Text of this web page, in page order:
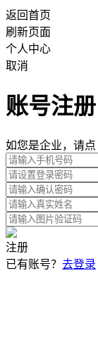
返回首页
刷新页面
个人中心
取消
账号注册
如您是企业，请点
注册
已有账号？ 去登录